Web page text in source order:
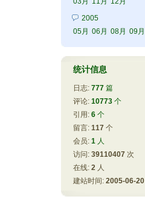
2005
05月 06月 08月 09月
统计信息
日志: 777 篇
评论: 10773 个
引用: 6 个
留言: 117 个
会员: 1 人
访问: 39110407 次
在线: 2 人
建站时间: 2005-06-20